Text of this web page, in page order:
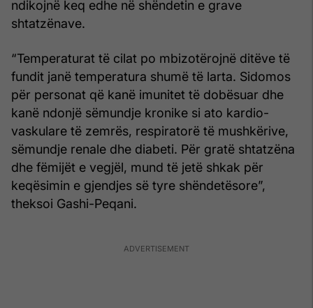
ndikojnë keq edhe në shëndetin e grave
shtatzënave.
“Temperaturat të cilat po mbizotërojnë ditëve të
fundit janë temperatura shumë të larta. Sidomos
për personat që kanë imunitet të dobësuar dhe
kanë ndonjë sëmundje kronike si ato kardio-
vaskulare të zemrës, respiratorë të mushkërive,
sëmundje renale dhe diabeti. Për gratë shtatzëna
dhe fëmijët e vegjël, mund të jetë shkak për
keqësimin e gjendjes së tyre shëndetësore”,
theksoi Gashi-Peqani.